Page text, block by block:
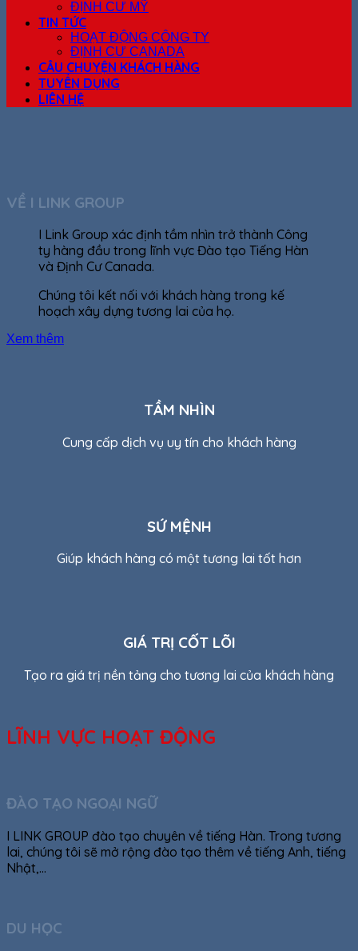
ĐỊNH CƯ MỸ
TIN TỨC
HOẠT ĐỘNG CÔNG TY
ĐỊNH CƯ CANADA
CÂU CHUYỆN KHÁCH HÀNG
TUYỂN DỤNG
LIÊN HỆ
VỀ I LINK GROUP
I Link Group xác định tầm nhìn trở thành Công
ty hàng đầu trong lĩnh vực Đào tạo Tiếng Hàn
và Định Cư Canada.
Chúng tôi kết nối với khách hàng trong kế
hoạch xây dựng tương lai của họ.
Xem thêm
TẦM NHÌN
Cung cấp dịch vụ uy tín cho khách hàng
SỨ MỆNH
Giúp khách hàng có một tương lai tốt hơn
GIÁ TRỊ CỐT LÕI
Tạo ra giá trị nền tảng cho tương lai của khách hàng
LĨNH VỰC HOẠT ĐỘNG
ĐÀO TẠO NGOẠI NGỮ
I LINK GROUP đào tạo chuyên về tiếng Hàn. Trong tương
lai, chúng tôi sẽ mở rộng đào tạo thêm về tiếng Anh, tiếng
Nhật,…
DU HỌC